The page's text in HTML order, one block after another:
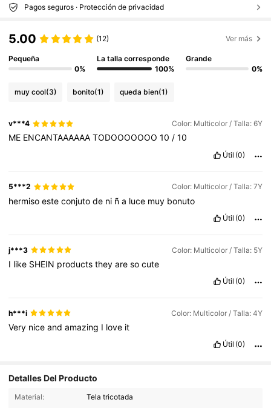
Pagos seguros · Protección de privacidad
5.00 (12) Ver más
Pequeña
0%
La talla corresponde
100%
Grande
0%
muy cool(3) bonito(1) queda bien(1)
v***4 Color: Multicolor / Talla: 6Y
ME ENCANTAAAAAATODOOOOOOO10/10
Útil (0)
5***2 Color: Multicolor / Talla: 7Y
hermisoesteconjutode ni ña luce muy bonuto
Útil (0)
j***3 Color: Multicolor / Talla: 5Y
I like SHEIN productstheyaresocute
Útil (0)
h***i Color: Multicolor / Talla: 4Y
Very niceandamazing I love it
Útil (0)
Detalles Del Producto
Material:
Tela tricotada
18K Seguidores